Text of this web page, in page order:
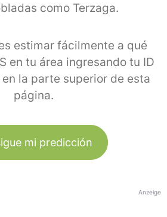
como Terzaga.
estimar fácilmente a qué
en tu área ingresando tu ID
la parte superior de esta
página.
mi predicción
Anzeige